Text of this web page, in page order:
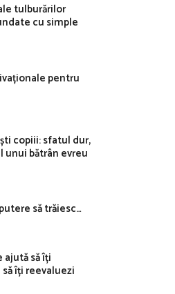
tulburărilor
cu simple
pentru
copiii: sfatul dur,
unui bătrân evreu
să trăiesc…
să îți
îți reevaluezi